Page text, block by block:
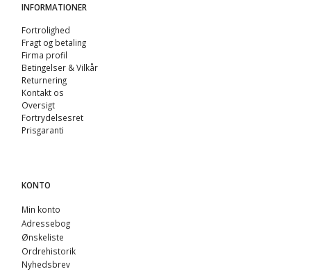
INFORMATIONER
Fortrolighed
Fragt og betaling
Firma profil
Betingelser & Vilkår
Returnering
Kontakt os
Oversigt
Fortrydelsesret
Prisgaranti
KONTO
Min konto
Adressebog
Ønskeliste
Ordrehistorik
Nyhedsbrev